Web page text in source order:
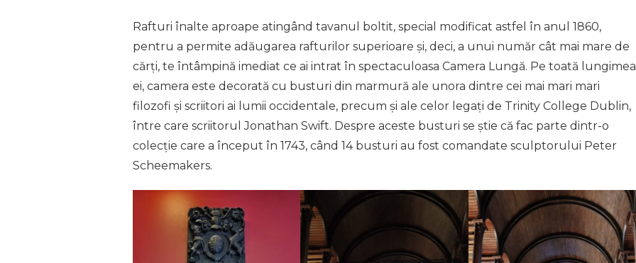
Rafturi înalte aproape atingând tavanul boltit, special modificat astfel în anul 1860,
pentru a permite adăugarea rafturilor superioare și, deci, a unui număr cât mai mare de
cărți, te întâmpină imediat ce ai intrat în spectaculoasa Camera Lungă. Pe toată lungimea
ei, camera este decorată cu busturi din marmură ale unora dintre cei mai mari mari
filozofi și scriitori ai lumii occidentale, precum și ale celor legați de Trinity College Dublin,
între care scriitorul Jonathan Swift. Despre aceste busturi se știe că fac parte dintr-o
colecție care a început în 1743, când 14 busturi au fost comandate sculptorului Peter
Scheemakers.